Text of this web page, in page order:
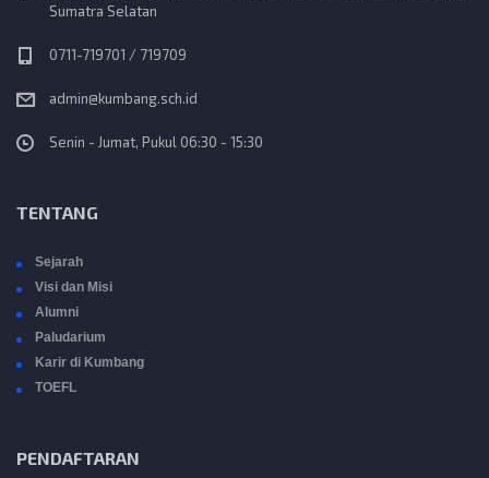
Sumatra Selatan
0711-719701 / 719709
admin@kumbang.sch.id
Senin - Jumat, Pukul 06:30 - 15:30
TENTANG
Sejarah
Visi dan Misi
Alumni
Paludarium
Karir di Kumbang
TOEFL
PENDAFTARAN